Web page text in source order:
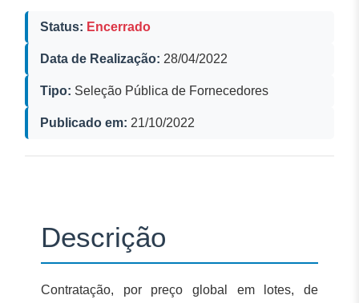
Status: Encerrado
Data de Realização: 28/04/2022
Tipo: Seleção Pública de Fornecedores
Publicado em: 21/10/2022
Descrição
Contratação, por preço global em lotes, de